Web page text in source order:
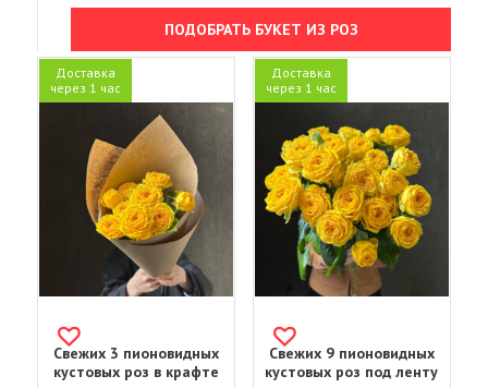
ПОДОБРАТЬ БУКЕТ ИЗ РОЗ
Доставка
через 1 час
Свежих 3 пионовидных
кустовых роз в крафте
Доставка
через 1 час
Свежих 9 пионовидных
кустовых роз под ленту